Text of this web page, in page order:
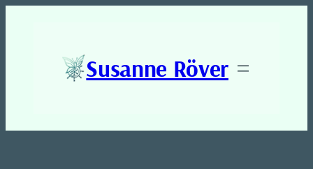
Susanne Röver